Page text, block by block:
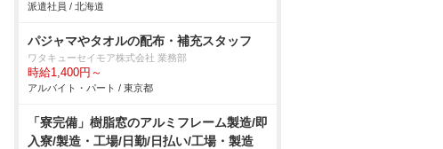
派遣社員 / 北海道
パジャマやタオルの配布・補充スタッフ
ワタキューセイモア株式会社 業務部
時給1,400円～
アルバイト・パート / 東京都
「寮完備」樹脂窓のアルミフレーム製造/即
入寮/製造・工場/日勤/日払い/工場・製造